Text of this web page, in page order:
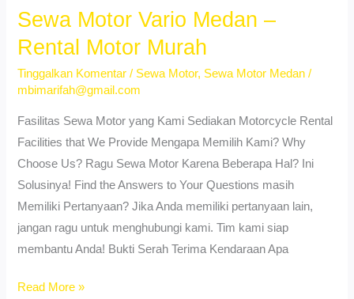
Matic
Lebih
Hemat,
DP!
Sewa Motor Vario Medan –
Rental Motor Murah
Tinggalkan Komentar / Sewa Motor, Sewa Motor Medan /
mbimarifah@gmail.com
Fasilitas Sewa Motor yang Kami Sediakan Motorcycle Rental
Facilities that We Provide Mengapa Memilih Kami? Why
Choose Us? Ragu Sewa Motor Karena Beberapa Hal? Ini
Solusinya! Find the Answers to Your Questions masih
Memiliki Pertanyaan? Jika Anda memiliki pertanyaan lain,
jangan ragu untuk menghubungi kami. Tim kami siap
membantu Anda! Bukti Serah Terima Kendaraan Apa
Sewa
Read More »